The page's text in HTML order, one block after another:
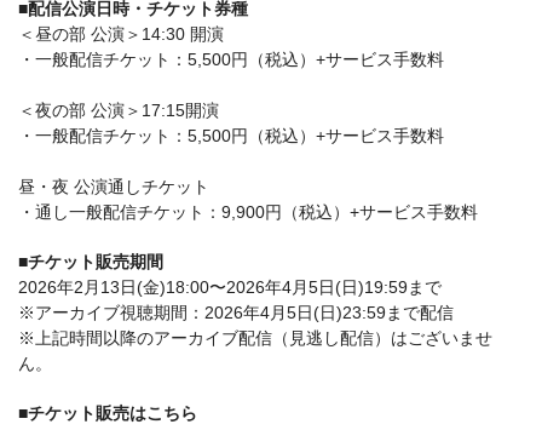
■配信公演日時・チケット券種
＜昼の部 公演＞14:30 開演
・一般配信チケット：5,500円（税込）+サービス手数料
＜夜の部 公演＞17:15開演
・一般配信チケット：5,500円（税込）+サービス手数料
昼・夜 公演通しチケット
・通し一般配信チケット：9,900円（税込）+サービス手数料
■チケット販売期間
2026年2月13日(金)18:00〜2026年4月5日(日)19:59まで
※アーカイブ視聴期間：2026年4月5日(日)23:59まで配信
※上記時間以降のアーカイブ配信（見逃し配信）はございませ
ん。
■チケット販売はこちら